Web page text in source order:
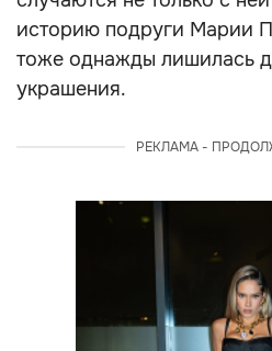
историю подруги Марии
тоже однажды лишилась
украшения.
РЕКЛАМА -